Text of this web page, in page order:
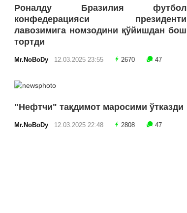
Роналду Бразилия футбол
конфедерацияси президенти
лавозимига номзодини қўйишдан бош
тортди
Mr.NoBoDy 12.03.2025 23:55 2670 47
"Нефтчи" тақдимот маросими ўтказди
Mr.NoBoDy 12.03.2025 22:48 2808 47